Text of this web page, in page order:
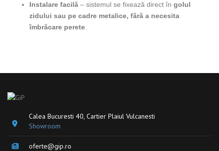
Instalare facilă – sistemul se fixează direct în golul
zidului sau pe cadre metalice, fără a necesita
îmbrăcare perete
Calea Bucuresti 40, Cartier Plaiul Vulcanesti
Showroom
oferte@gip.ro